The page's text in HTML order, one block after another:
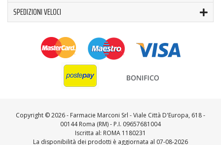
SPEDIZIONI VELOCI
Copyright ©2026 - Farmacie Marconi Srl - Viale Città D'Europa, 618 -
00144 Roma (RM) - P.I. 09657681004
Iscritta al: ROMA 1180231
La disponibilità dei prodotti è aggiornata al 07-08-2026